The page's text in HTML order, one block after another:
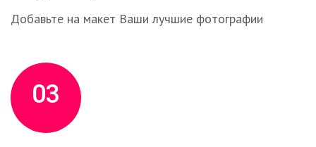
Добавьте на макет Ваши лучшие фотографии
03